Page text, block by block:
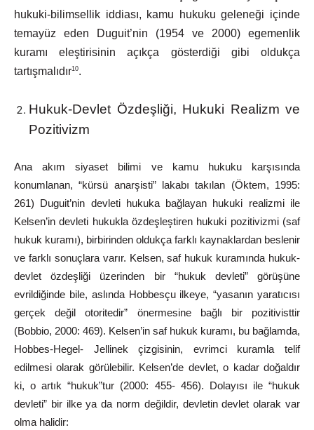
hukuki-bilimsellik iddiası, kamu hukuku geleneği içinde
temayüz eden Duguit’nin (1954 ve 2000) egemenlik
kuramı eleştirisinin açıkça gösterdiği gibi oldukça
tartışmalıdır10.
Hukuk-Devlet Özdeşliği, Hukuki Realizm ve
Pozitivizm
Ana akım siyaset bilimi ve kamu hukuku
karşısında
konumlanan, “kürsü anarşisti” lakabı takılan (Öktem, 1995:
261) Duguit’nin devleti hukuka bağlayan hukuki realizmi ile
Kelsen’in devleti hukukla özdeşleştiren hukuki pozitivizmi (saf
hukuk kuramı), birbirinden oldukça farklı kaynaklardan beslenir
ve farklı sonuçlara varır. Kelsen, saf hukuk kuramında hukuk-
devlet
özdeşliği üzerinden bir “hukuk devleti”görüşüne
evrildiğinde bile, aslında Hobbesçu ilkeye, “yasanın yaratıcısı
gerçek değil otoritedir” önermesine bağlı bir pozitivisttir
(Bobbio, 2000: 469). Kelsen’in saf hukuk kuramı, bu bağlamda,
Hobbes-Hegel- Jellinek çizgisinin, evrimci kuramla telif
edilmesi olarak görülebilir. Kelsen’de devlet, o kadar doğaldır
ki, o artık “hukuk”tur (2000: 455- 456). Dolayısı ile “hukuk
devleti” bir ilke ya da norm değildir, devletin devlet olarak var
olma halidir: